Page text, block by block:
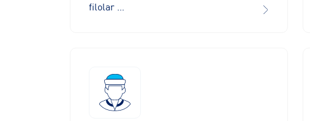
filolar …